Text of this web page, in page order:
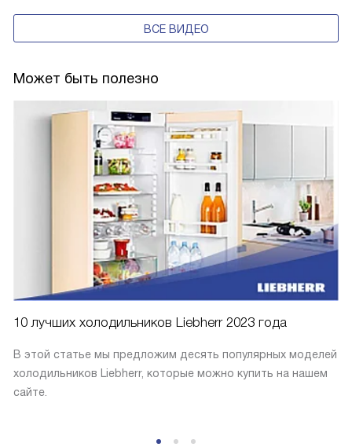
ВСЕ ВИДЕО
Может быть полезно
10 лучших холодильников Liebherr 2023 года
В этой статье мы предложим десять популярных моделей
холодильников Liebherr, которые можно купить на нашем
сайте.